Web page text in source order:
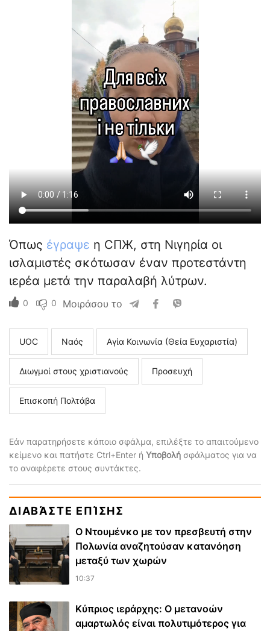
Όπως έγραψε η СПЖ, στη Νιγηρία οι
ισλαμιστές σκότωσαν έναν προτεστάντη
ιερέα μετά την παραλαβή λύτρων.
0 0 Μοιράσου το
UOC Ναός Αγία Κοινωνία (Θεία Ευχαριστία)
Διωγμοί στους χριστιανούς Προσευχή
Επισκοπή Πολτάβα
Εάν παρατηρήσετε κάποιο σφάλμα, επιλέξτε το απαιτούμενο
κείμενο και πατήστε Ctrl+Enter ή Υποβολή σφάλματος για να
το αναφέρετε στους συντάκτες.
ΔΙΑΒΆΣΤΕ ΕΠΊΣΗΣ
Ο Ντουμένκο με τον πρεσβευτή στην
Πολωνία αναζητούσαν κατανόηση
μεταξύ των χωρών
10:37
Κύπριος ιεράρχης: Ο μετανοών
αμαρτωλός είναι πολυτιμότερος για